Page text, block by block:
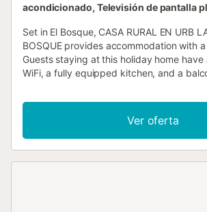
acondicionado, Televisión de pantalla
Set in El Bosque, CASA RURAL EN URB
BOSQUE provides accommodation with
Guests staying at this holiday home
WiFi, a fully equipped kitchen, and a
Ver oferta